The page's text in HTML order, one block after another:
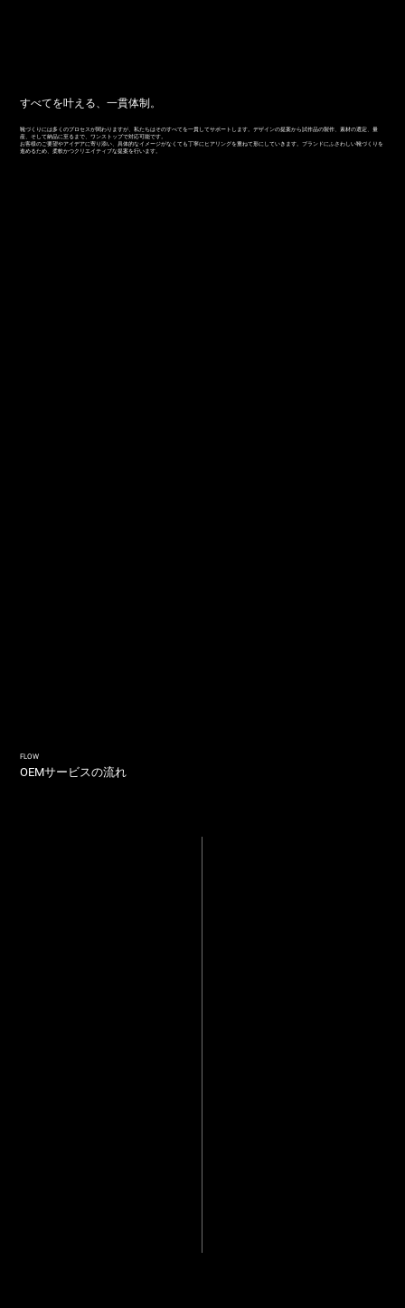
すべてを叶える、一貫体制。
靴づくりには多くのプロセスが関わりますが、私たちはそのすべてを一貫してサポートします。デザインの提案から試作品の製作、素材の選定、量
産、そして納品に至るまで、ワンストップで対応可能です。
お客様のご要望やアイデアに寄り添い、具体的なイメージがなくても丁寧にヒアリングを重ねて形にしていきます。ブランドにふさわしい靴づくりを
進めるため、柔軟かつクリエイティブな提案を行います。
FLOW
OEMサービスの流れ